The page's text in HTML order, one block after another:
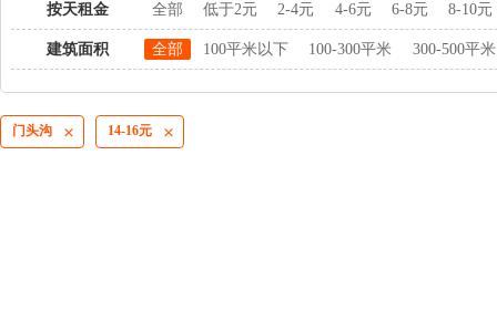
按天租金 全部 低于2元 2-4元 4-6元 6-8元 8-10元
建筑面积 全部 100平米以下 100-300平米 300-500平米
门头沟  14-16元 